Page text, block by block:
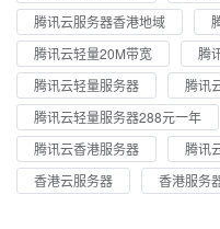
腾讯云服务器香港地域
腾讯云轻量20M带宽
腾
腾讯云轻量服务器
腾讯
腾讯云轻量服务器288元一年
腾讯云香港服务器
腾讯
香港云服务器
香港服务